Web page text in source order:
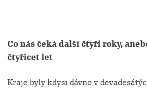
Co nás čeká další čtyři roky,
čtyřicet let
Kraje byly kdysi dávno v